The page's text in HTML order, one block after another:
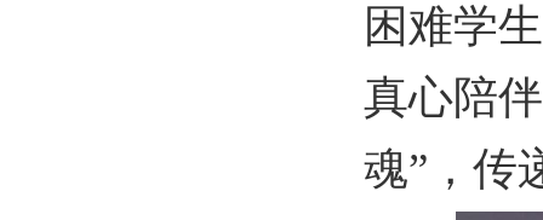
困难学
真心陪
魂”，传